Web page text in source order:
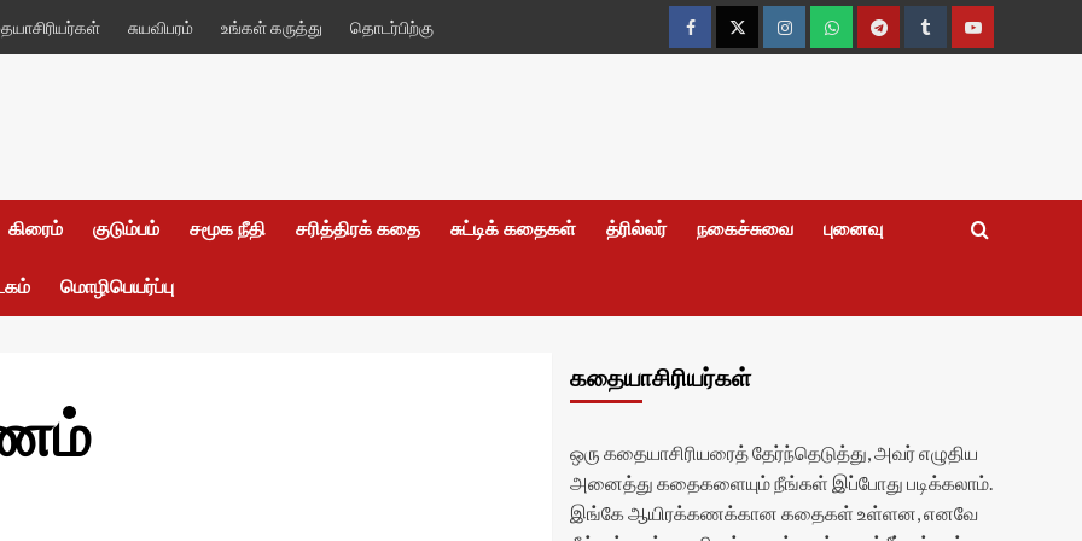
சுயவிபரம் உங்கள் கருத்து தொடர்பிற்கு
FacebookTwitterInstagramWhatsappTelegramTumblrYouTube
கிரைம் குடும்பம் சமூக நீதி சரித்திரக் கதை சுட்டிக் கதைகள் த்ரில்லர் நகைச்சுவை புனைவு
மொழிபெயர்ப்பு
கதையாசிரியர்கள்
ஒரு கதையாசிரியரைத் தேர்ந்தெடுத்து, அவர் எழுதிய
அனைத்து கதைகளையும் நீங்கள் இப்போது படிக்கலாம்.
இங்கே ஆயிரக்கணக்கான கதைகள் உள்ளன, எனவே